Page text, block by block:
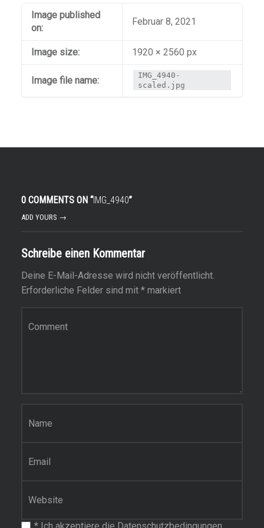
Image published
on:
Februar 8, 2021
Image size: 1920 × 2560 px
Image file name:
IMG_4940-
scaled.jpg
0 COMMENTS ON “IMG_4940”
ADD YOURS →
Schreibe einen Kommentar
Deine E-Mail-Adresse wird nicht veröffentlicht.
Erforderliche Felder sind mit *markiert